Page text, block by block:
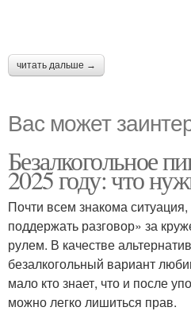
читать дальше →
Вас может
Безалкогольное
2025 году: что
Почти всем знакома ситуация,
поддержать разговор» за
рулем. В качестве
безалкогольный вариант
мало кто знает, что и после
можно легко лишиться прав.